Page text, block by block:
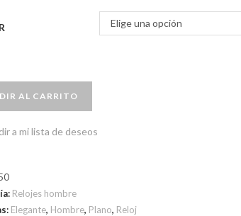
Elige una opción
AL CARRITO
a mi lista de deseos
Relojes hombre
Elegante, Hombre, Plano, Reloj